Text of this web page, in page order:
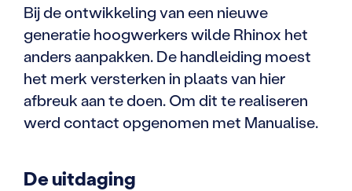
Bij de ontwikkeling van een nieuwe
generatie hoogwerkers wilde Rhinox het
anders aanpakken. De handleiding moest
het merk versterken in plaats van hier
afbreuk aan te doen. Om dit te realiseren
werd contact opgenomen met Manualise.
De uitdaging